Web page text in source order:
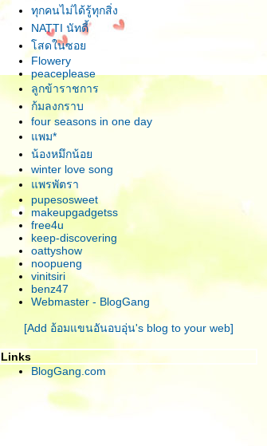
ทุกคนไม่ได้รู้ทุกสิ่ง
NATTI นัทตี้
สดในซอ
Flowery
peaceplease
ลูกข้าราชการ
ก้มลงกราบ
four seasons in one day
พม*
น้องหมึกน้อ
winter love song
พรพัตรา
pupesosweet
makeupgadgetss
free4u
keep-discovering
oattyshow
noopueng
vinitsiri
benz47
Webmaster - BlogGang
[Add อ้อมแขนอันอบอุ่น's blog to your web]
Links
BlogGang.com